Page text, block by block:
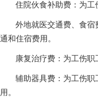
住院伙食补助费：为工
外地就医交通费、食
通和住宿费用。
康复治疗费：为工伤职
辅助器具费：为工伤
用。